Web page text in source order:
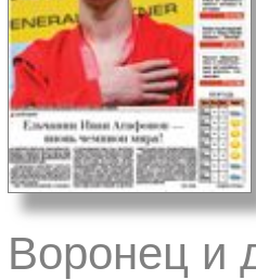
Воронец и